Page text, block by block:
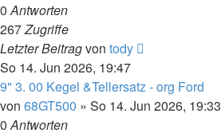
0Antworten
267Zugriffe
Letzter Beitragvon tody
So 14. Jun 2026, 19:47
9" 3. 00 Kegel &Tellersatz - org Ford
von 68GT500 » So 14. Jun 2026, 19:33
0Antworten